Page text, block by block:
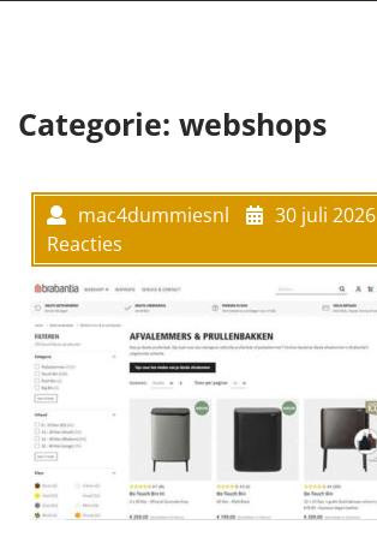
Categorie: webshops
mac4dummiesnl 30 juli 2026
Reacties